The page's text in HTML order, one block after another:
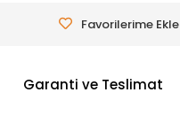
Favorilerime Ekle
Garanti ve Teslimat